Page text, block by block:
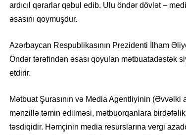
ardıcıl qərarlar qəbul edib. Ulu öndər dövlət –
əsasını qoymuşdur.
Azərbaycan Respublikasının Prezidenti İlham
Öndər tərəfindən əsası qoyulan mətbuatadəstək
etdirir.
Mətbuat Şurasının və Media Agentliyinin (Əvvəlki
mənzillə təmin edilməsi, mətbuorqanlara birdəfəlik
təsdiqidir. Həmçinin media resurslarına vergi
istəmir”- VİDEO